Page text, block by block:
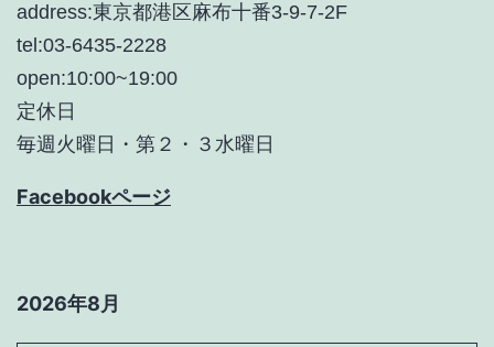
address:東京都港区麻布十番3-9-7-2F
tel:03-6435-2228
open:10:00~19:00
定休日
毎週火曜日・第２・３水曜日
Facebookページ
2026年8月